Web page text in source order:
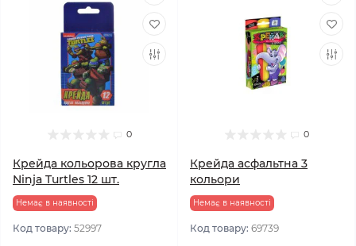
0
Крейда кольорова кругла
Ninja Turtles 12 шт.
Немає в наявності
Код товару: 52997
0
Крейда асфальтна 3
кольори
Немає в наявності
Код товару: 69739